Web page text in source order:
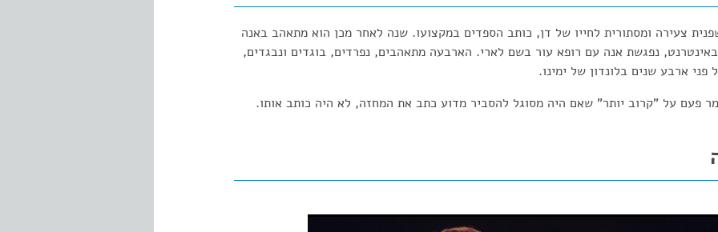
צעירה ומסתורית לחייו של דן, כותב הספדים במקצועו. שנה לאחר מכן הוא מתאהב באנה
נפגשת אנה עם רופא עור בשם לארי. הארבעה מתאהבים, נפרדים, בוגדים ונבגדים,
ארבע שנים בלונדון של ימינו.
פעם על "קרוב יותר" שאם היה מסוגל להסביר מדוע כתב את המחזה, לא היה כותב אותו.